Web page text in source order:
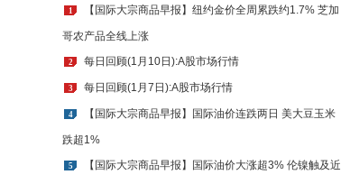
1 【国际大宗商品早报】纽约金价全周累跌约1.7% 芝加
哥农产品全线上涨
2 每日回顾(1月10日):A股市场行情
3 每日回顾(1月7日):A股市场行情
4 【国际大宗商品早报】国际油价连跌两日 美大豆玉米
跌超1%
5 【国际大宗商品早报】国际油价大涨超3% 伦镍触及近